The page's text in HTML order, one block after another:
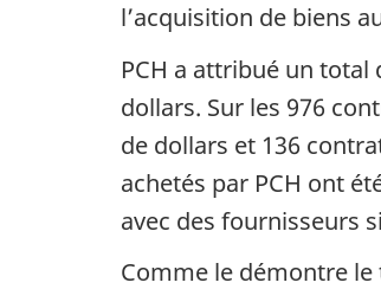
l’acquisition de biens
PCH a attribué un total
dollars. Sur les 976
de dollars et 136
achetés par PCH ont
avec des fournisseurs
Comme le démontre le